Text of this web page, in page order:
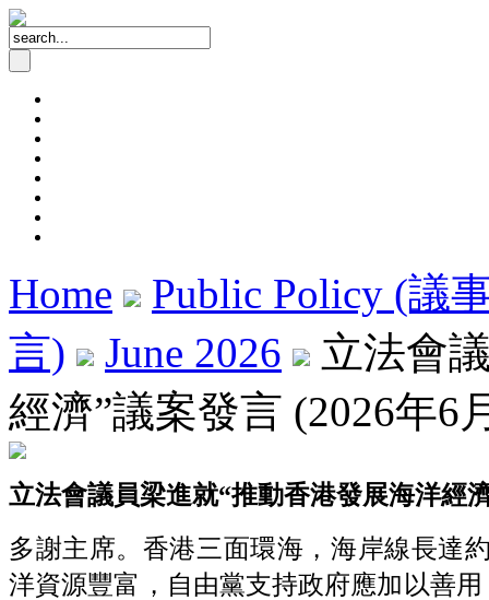
Home
Public Policy (議
言)
June 2026
立法會
經濟”議案發言 (2026年6
立法會議員梁進就“推動香港發展海洋經
多謝主席。香港三面環海，海岸線長達
洋資源豐富，自由黨支持政府應加以善